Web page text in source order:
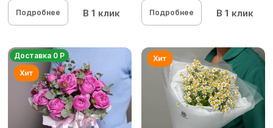
Подробнее В 1 клик Подробнее В 1 клик
Доставка 0 Р